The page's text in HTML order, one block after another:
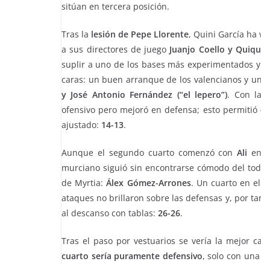
sitúan en tercera posición.
Tras la lesión de Pepe Llorente, Quini García ha
a sus directores de juego Juanjo Coello y
suplir a uno de los bases más experimentados
caras: un buen arranque de los valencianos y
y José Antonio Fernández (“el lepero”). Con la
ofensivo pero mejoró en defensa; esto
ajustado: 14-13.
Aunque el segundo cuarto comenzó conAli
murciano siguió sin encontrarse cómodo del
de Myrtia:Álex Gómez-Arrones. Un cuarto en
ataques no brillaron sobre las defensas y, por
al descanso con tablas: 26-26.
Tras el paso por vestuarios se vería la mejor
cuarto sería puramente defensivo, solo con